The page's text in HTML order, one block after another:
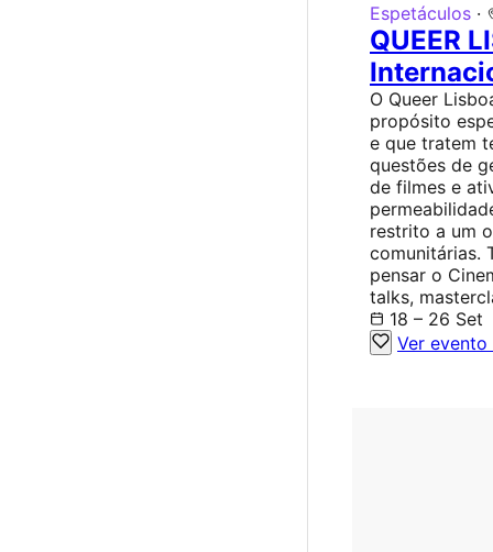
Espetáculos ·
QUEER
O Queer
propósito
e que tratem
questões de
de filmes e
restrito a um
comunitárias.
pensar o
talks,
18 – 26 Set
Ver